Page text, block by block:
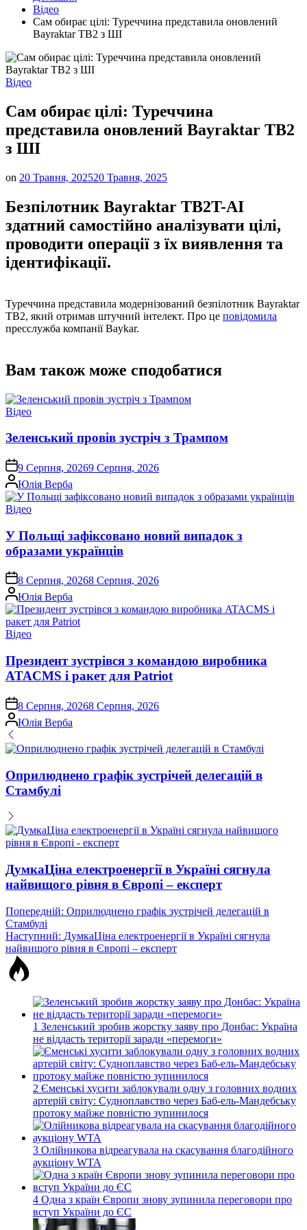
Відео
Сам обирає цілі: Туреччина представила оновлений
Bayraktar TB2 з ШІ
Опублікувати
Відео
Сам обирає цілі: Туреччина
представила оновлений Bayraktar TB2
з ШІ
on 20 Травня, 202520 Травня, 2025
Безпілотник Bayraktar TB2T-AI
здатний самостійно аналізувати цілі,
проводити операції з їх виявлення та
ідентифікації.
Туреччина представила модернізований безпілотник Bayraktar
TB2, який отримав штучний інтелект. Про це повідомила
пресслужба компанії Baykar.
Вам також може сподобатися
Опублікувати
Відео
Зеленський провів зустріч з Трампом
on9 Серпня, 20269 Серпня, 2026
Опубліковано
Юлія Верба
Опублікувати
Відео
У Польщі зафіксовано новий випадок з
образами українців
on8 Серпня, 20268 Серпня, 2026
Опубліковано
Юлія Верба
Опублікувати
Відео
Президент зустрівся з командою виробника
ATACMS і ракет для Patriot
on8 Серпня, 20268 Серпня, 2026
Опубліковано
Юлія Верба
Оприлюднено графік зустрічей делегацій в
Стамбулі
ДумкаЦіна електроенергії в Україні сягнула
найвищого рівня в Європі – експерт
Навігація
записів
Попередній: Оприлюднено графік зустрічей делегацій в
Стамбулі
Наступний: ДумкаЦіна електроенергії в Україні сягнула
найвищого рівня в Європі – експерт
1 Зеленський зробив жорстку заяву про Донбас: Україна
не віддасть території заради «перемоги»
2 Єменські хусити заблокували одну з головних водних
артерій світу: Судноплавство через Баб-ель-Мандебську
протоку майже повністю зупинилося
3 Олійникова відреагувала на скасування благодійного
аукціону WTA
4 Одна з країн Європи знову зупинила переговори про
вступ України до ЄС